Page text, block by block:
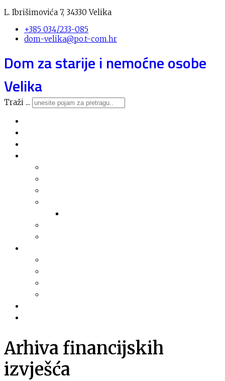
L. Ibrišimovića 7, 34330 Velika
+385 034/233-085
dom-velika@po.t-com.hr
Dom za starije i nemoćne osobe
Velika
Traži ...
Arhiva financijskih
izvješća